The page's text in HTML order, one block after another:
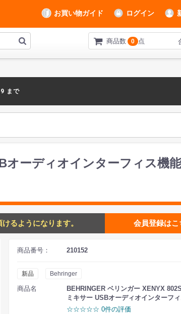
お買い物ガイド ログイン
商品数 0 点
まで
オーディオインターフィス機
るようになります。 会員登録はこ
商品番号： 210152
新品 Behringer
商品名
BEHRINGER ベリンガー XENYX
ミキサー USBオーディオインターフ
☆☆☆☆☆ 0件の評価